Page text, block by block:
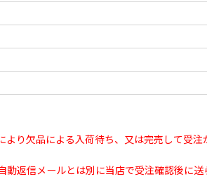
り欠品による入荷待ち、又は完売して受注
返信メールとは別に当店で受注確認後に